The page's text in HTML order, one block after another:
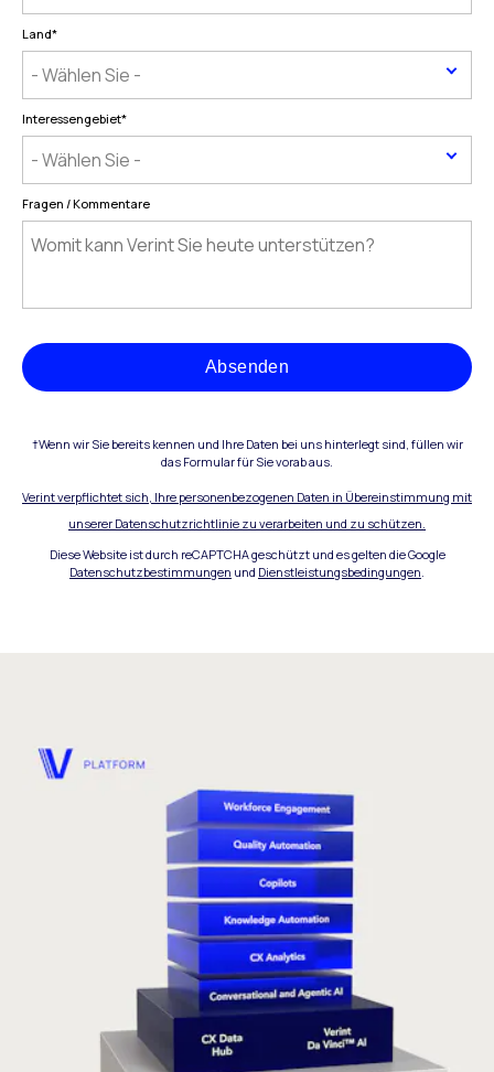
Land*
Interessengebiet*
Fragen / Kommentare
Absenden
†Wenn wir Sie bereits kennen und Ihre Daten bei uns hinterlegt sind, füllen wir
das Formular für Sie vorab aus.
Verint verpflichtet sich, Ihre personenbezogenen Daten in Übereinstimmung mit
unserer Datenschutzrichtlinie zu verarbeiten und zu schützen.
Diese Website ist durch reCAPTCHA geschützt und es gelten die Google
Datenschutzbestimmungen und Dienstleistungsbedingungen.